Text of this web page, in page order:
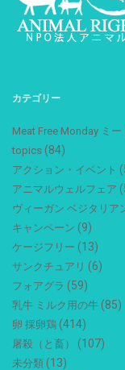
カテゴリー
Meat Free Monday ミ
topics (84)
アクション・イベント
アニマルウェルフェア
ヴィーガン ベジタリア
キャンペーン (9)
ケージフリー (13)
サンクチュアリ (6)
フォアグラ (59)
乳牛 ミルク用の牛 (85)
卵 採卵鶏 (414)
屠殺（と畜） (107)
未分類 (13)